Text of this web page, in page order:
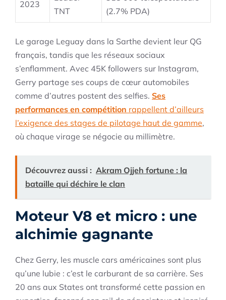
2023
TNT
(2.7% PDA)
Le garage Leguay dans la Sarthe devient leur QG
français, tandis que les réseaux sociaux
s’enflamment. Avec 45K followers sur Instagram,
Gerry partage ses coups de cœur automobiles
comme d’autres postent des selfies. Ses
performances en compétition rappellent d’ailleurs
l’exigence des stages de pilotage haut de gamme,
où chaque virage se négocie au millimètre.
Découvrez aussi : Akram Ojjeh fortune : la
bataille qui déchire le clan
Moteur V8 et micro : une
alchimie gagnante
Chez Gerry, les muscle cars américaines sont plus
qu’une lubie : c’est le carburant de sa carrière. Ses
20 ans aux States ont transformé cette passion en